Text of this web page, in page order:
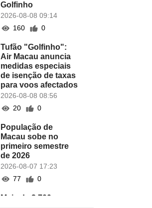
Golfinho
2026-08-08 09:14
160
0
Tufão "Golfinho":
Air Macau anuncia
medidas especiais
de isenção de taxas
para voos afectados
2026-08-08 08:56
20
0
População de
Macau sobe no
primeiro semestre
de 2026
2026-08-07 17:23
77
0
Mais de 2.700 novas